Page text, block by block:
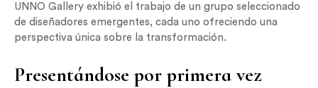
UNNO Gallery exhibió el trabajo de un grupo seleccionado
de diseñadores emergentes, cada uno ofreciendo una
perspectiva única sobre la transformación.
Presentándose por primera vez